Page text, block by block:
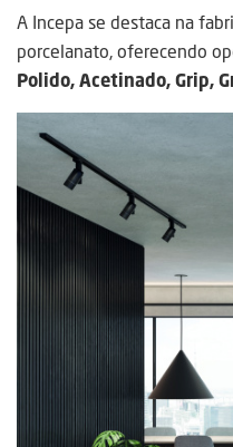
A Incepa se destaca na
porcelanato, oferecendo
Polido, Acetinado, Grip,